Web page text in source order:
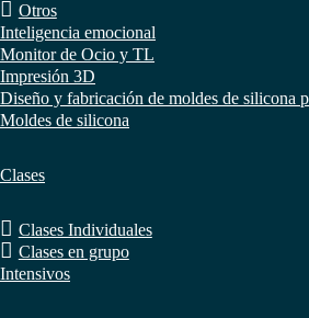
Otros
Inteligencia emocional
Monitor de Ocio y TL
Impresión 3D
Diseño y fabricación de moldes de silicona
Moldes de silicona
Clases
Clases Individuales
Clases en grupo
Intensivos